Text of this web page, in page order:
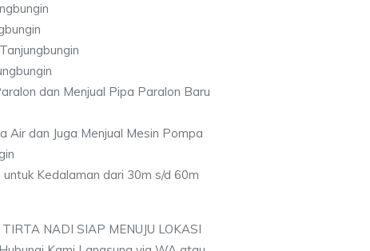
dan Menjual Pipa Paralon Baru
Air dan Juga Menjual Mesin Pompa
Kedalaman dari 30m s/d 60m
NADI SIAP MENUJU LOKASI